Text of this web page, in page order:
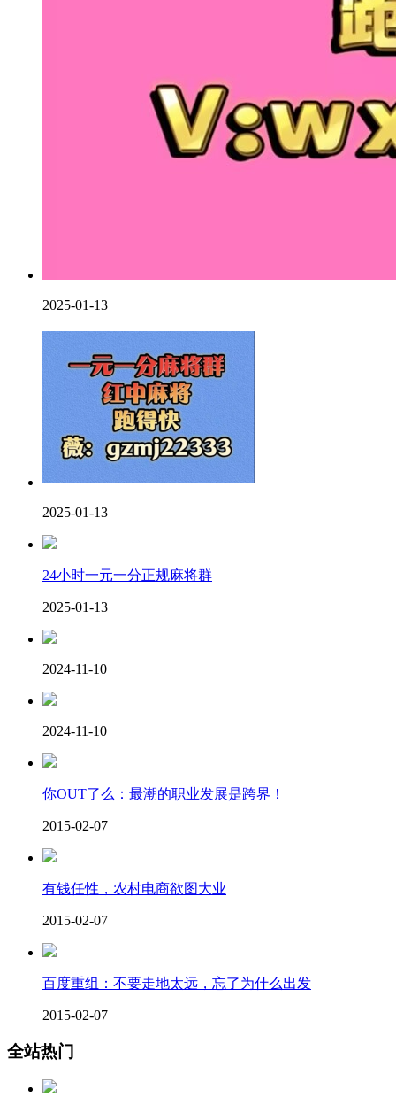
2025-01-13
2025-01-13
24小时一元一分正规麻将群
2025-01-13
2024-11-10
2024-11-10
你OUT了么：最潮的职业发展是跨界！
2015-02-07
有钱任性，农村电商欲图大业
2015-02-07
百度重组：不要走地太远，忘了为什么出发
2015-02-07
全站热门